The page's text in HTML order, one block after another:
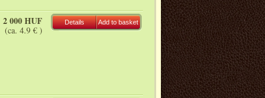
2 000 HUF
(ca. 4.9 € )
Details Add to basket